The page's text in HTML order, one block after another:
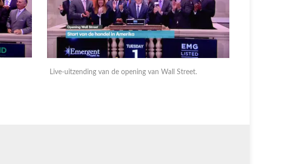
Live-uitzending van de opening van Wall Street.